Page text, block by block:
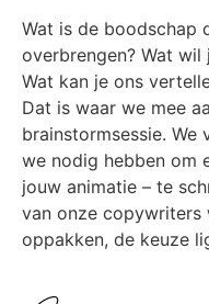
Wat is de boodschap
overbrengen? Wat wil
Wat kan je ons
Dat is waar we mee
brainstormsessie. We
we nodig hebben om
jouw animatie – te
van onze
oppakken, de keuze